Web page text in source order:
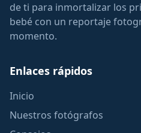
de ti para inmortalizar los
bebé con un reportaje
momento.
Enlaces rápidos
Inicio
Nuestros fotógrafos